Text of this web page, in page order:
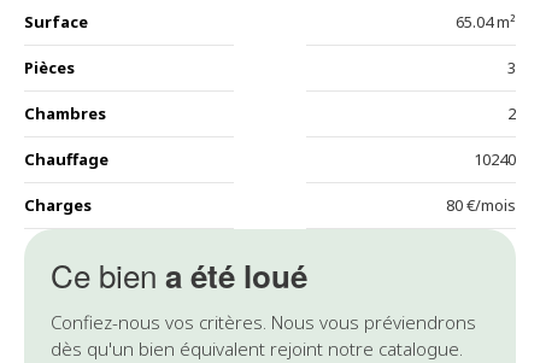
Ce bien a été loué
Confiez-nous vos critères. Nous vous préviendrons
dès qu'un bien équivalent rejoint notre catalogue.
Surface 65.04 m²
Pièces 3
Chambres 2
Chauffage 10240
Charges 80 €/mois